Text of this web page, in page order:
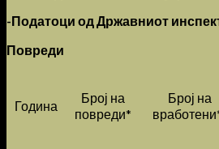
-Податоци од Државниот
Повреди
Година
Број на
повреди*
Број на